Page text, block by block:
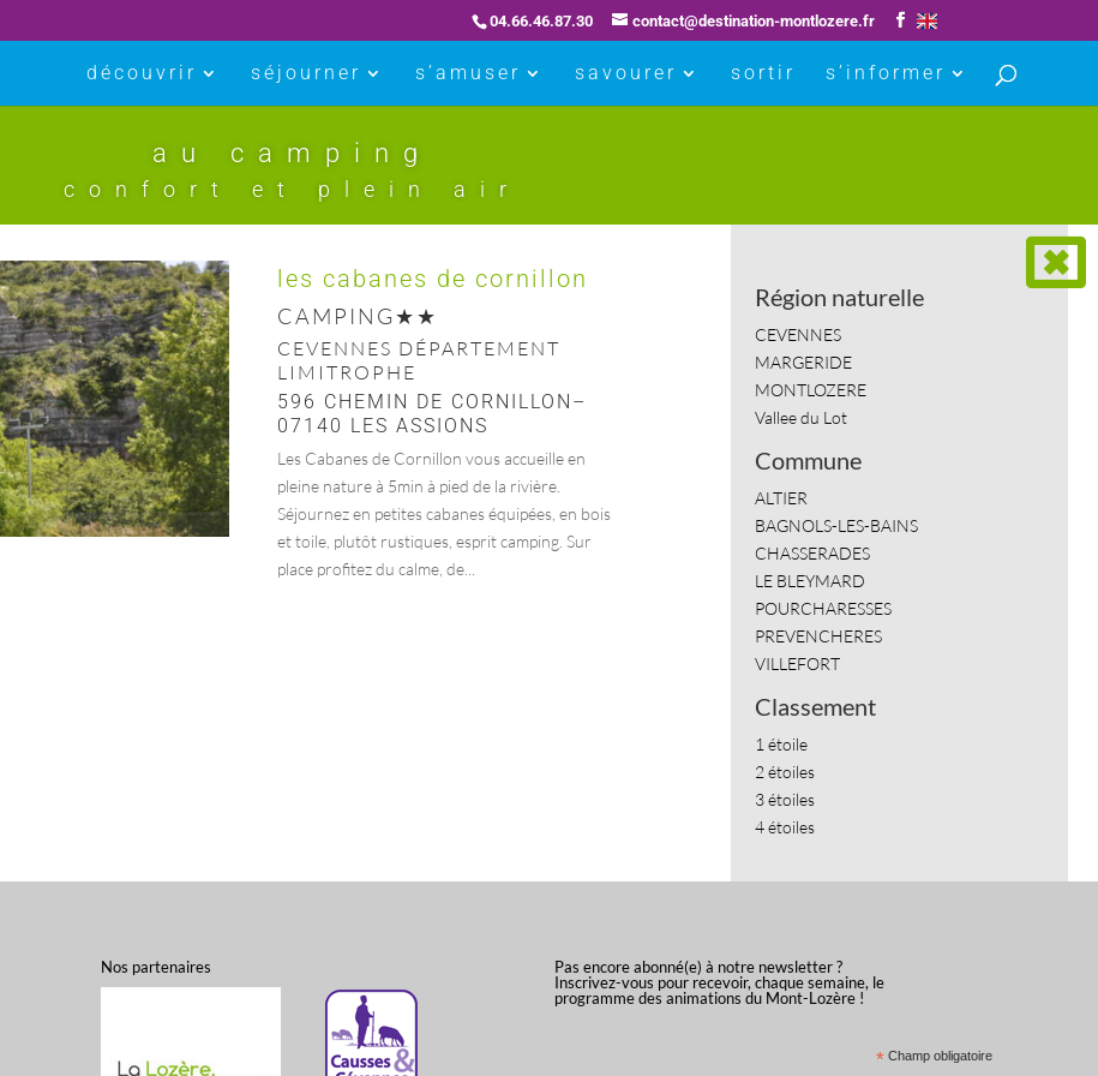
04.66.46.87.30 contact@destination-montlozere.fr
découvrir séjourner s’amuser savourer sortir s’informer
au camping
confort et plein air
les cabanes de cornillon
CAMPING
CEVENNES DÉPARTEMENT
LIMITROPHE
596 CHEMIN DE CORNILLON–
07140 LES ASSIONS
Les Cabanes de Cornillon vous accueille en
pleine nature à 5min à pied de la rivière.
Séjournez en petites cabanes équipées, en bois
et toile, plutôt rustiques, esprit camping. Sur
place profitez du calme, de...
Région naturelle
CEVENNES
MARGERIDE
MONTLOZERE
Vallee du Lot
Commune
ALTIER
BAGNOLS-LES-BAINS
CHASSERADES
LE BLEYMARD
POURCHARESSES
PREVENCHERES
VILLEFORT
Classement
1 étoile
2 étoiles
3 étoiles
4 étoiles
Nos partenaires
Pas encore abonné(e) à notre newsletter ?
Inscrivez-vous pour recevoir, chaque semaine, le
programme des animations du Mont-Lozère !
* Champ obligatoire